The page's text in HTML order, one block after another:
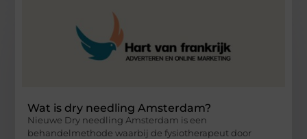
Wat is dry needling Amsterdam?
Nieuwe Dry needling Amsterdam is een
behandelmethode waarbij de fysiotherapeut door